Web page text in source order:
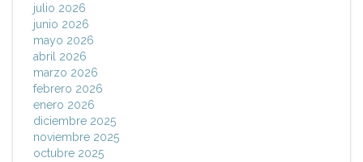
julio 2026
junio 2026
mayo 2026
abril 2026
marzo 2026
febrero 2026
enero 2026
diciembre 2025
noviembre 2025
octubre 2025